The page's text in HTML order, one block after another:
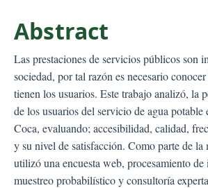
Abstract
Las prestaciones de servicios públicos son
sociedad, por tal razón es necesario
tienen los usuarios. Este trabajo analizó, la
de los usuarios del servicio de agua potable
Coca, evaluando; accesibilidad, calidad,
y su nivel de satisfacción. Como parte de la
utilizó una encuesta web, procesamiento
muestreo probabilístico y consultoría